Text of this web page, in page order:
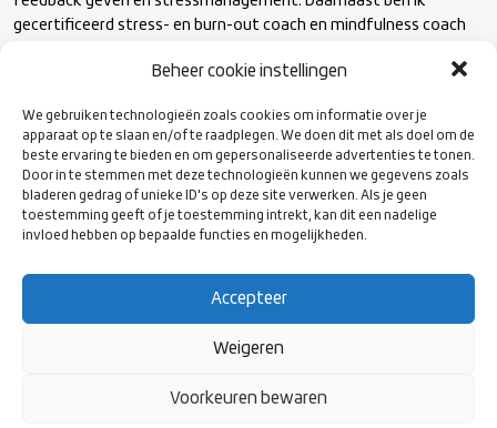
Beheer cookie instellingen
We gebruiken technologieën zoals cookies om informatie over je
apparaat op te slaan en/of te raadplegen. We doen dit met als doel om de
beste ervaring te bieden en om gepersonaliseerde advertenties te tonen.
Door in te stemmen met deze technologieën kunnen we gegevens zoals
bladeren gedrag of unieke ID's op deze site verwerken. Als je geen
toestemming geeft of je toestemming intrekt, kan dit een nadelige
invloed hebben op bepaalde functies en mogelijkheden.
Accepteer
Weigeren
Voorkeuren bewaren
gecertificeerd stress- en burn-out coach en mindfulness coach
vanuit mijn eigen (lange) achtergrond van verschillende